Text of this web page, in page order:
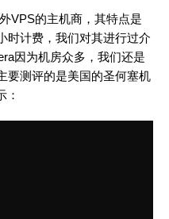
VPS的主机商，其特点是
时计费，我们对其进行过介
因为机房众多，我们还是
要测评的是美国的圣何塞机
：